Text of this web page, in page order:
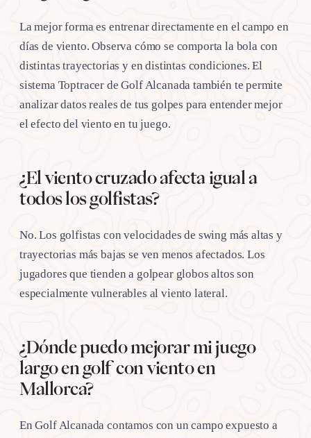
La mejor forma es entrenar directamente en el campo en
días de viento. Observa cómo se comporta la bola con
distintas trayectorias y en distintas condiciones. El
sistema Toptracer de Golf Alcanada también te permite
analizar datos reales de tus golpes para entender mejor
el efecto del viento en tu juego.
¿El viento cruzado afecta igual a
todos los golfistas?
No. Los golfistas con velocidades de swing más altas y
trayectorias más bajas se ven menos afectados. Los
jugadores que tienden a golpear globos altos son
especialmente vulnerables al viento lateral.
¿Dónde puedo mejorar mi juego
largo en golf con viento en
Mallorca?
En Golf Alcanada contamos con un campo expuesto a